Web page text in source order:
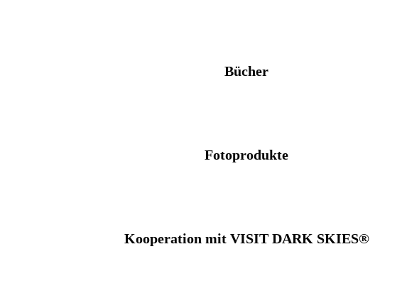
Bücher
Fotoprodukte
Kooperation mit VISIT DARK SKIES®